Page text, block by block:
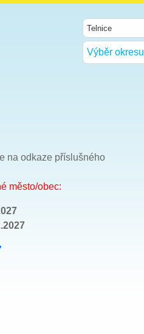
Výběr okresu
na odkaze příslušného
město/obec: